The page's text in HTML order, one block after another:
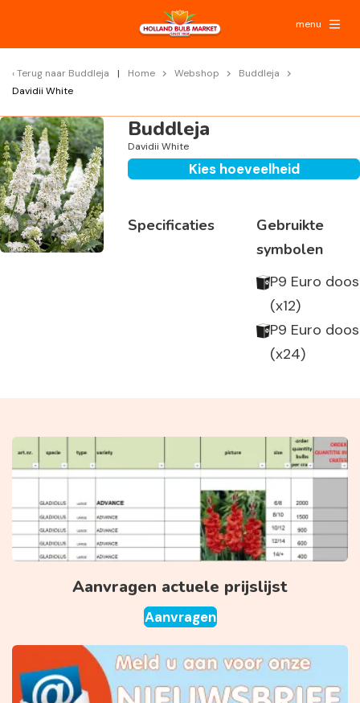
menu
Terug naar Buddleja Home Webshop
Buddleja
Davidii White
Buddleja
Davidii White
Kies hoeveelheid
Specificaties
Gebruikte
symbolen
P9 Euro doos
(x12)
P9 Euro doos
(x24)
Aanvragen actuele prijslijst
Aanvragen